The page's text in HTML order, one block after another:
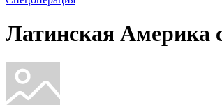
Латинская Америка